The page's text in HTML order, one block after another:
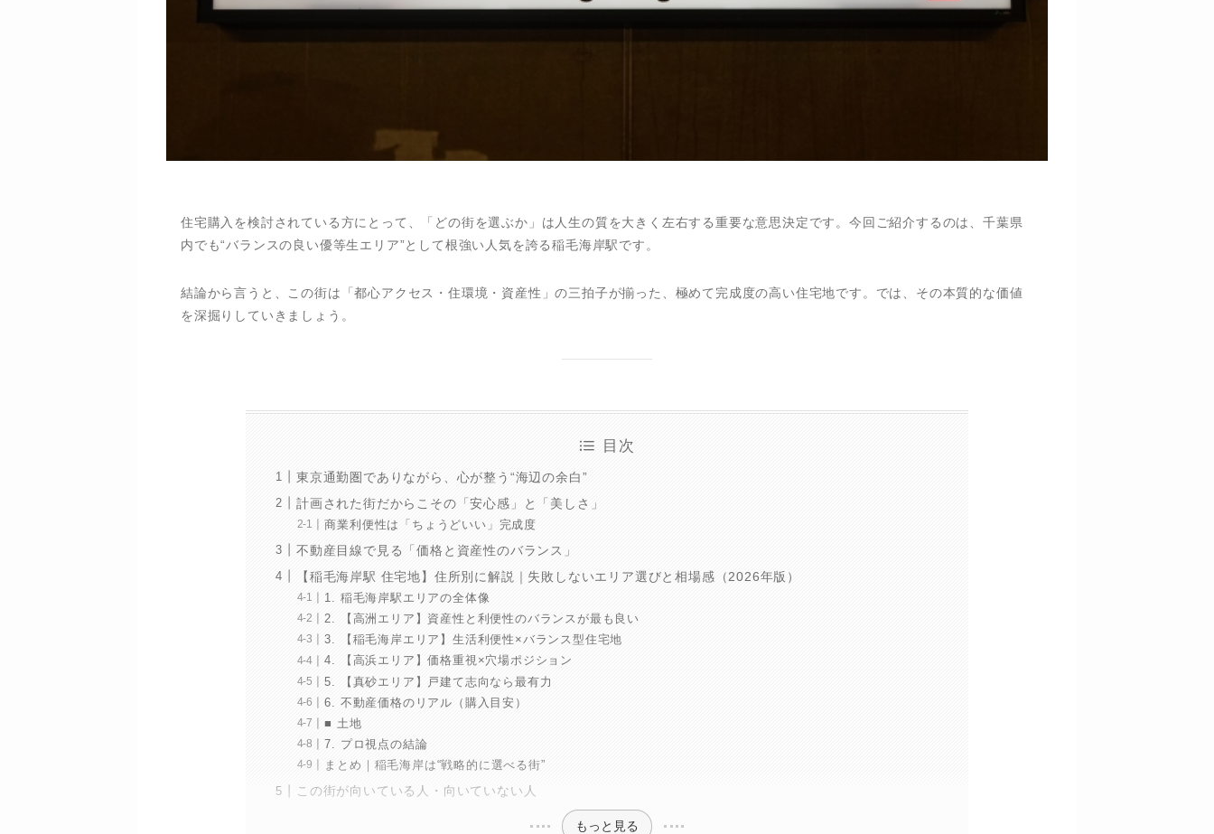
住宅購入を検討されている方にとって、「どの街を選ぶか」は人生の質を大きく左右する重要な意思決定です。今回ご紹介するのは、千葉県
内でも“バランスの良い優等生エリア”として根強い人気を誇る稲毛海岸駅です。
結論から言うと、この街は「都心アクセス・住環境・資産性」の三拍子が揃った、極めて完成度の高い住宅地です。では、その本質的な価値
を深掘りしていきましょう。
目次
東京通勤圏でありながら、心が整う“海辺の余白”
計画された街だからこその「安心感」と「美しさ」
商業利便性は「ちょうどいい」完成度
不動産目線で見る「価格と資産性のバランス」
【稲毛海岸駅 住宅地】住所別に解説｜失敗しないエリア選びと相場感（2026年版）
1. 稲毛海岸駅エリアの全体像
2. 【高洲エリア】資産性と利便性のバランスが最も良い
3. 【稲毛海岸エリア】生活利便性×バランス型住宅地
4. 【高浜エリア】価格重視×穴場ポジション
5. 【真砂エリア】戸建て志向なら最有力
6. 不動産価格のリアル（購入目安）
■ 土地
7. プロ視点の結論
まとめ｜稲毛海岸は“戦略的に選べる街”
この街が向いている人・向いていない人
もっと見る